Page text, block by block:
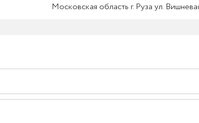
Московская область г. Руза ул.